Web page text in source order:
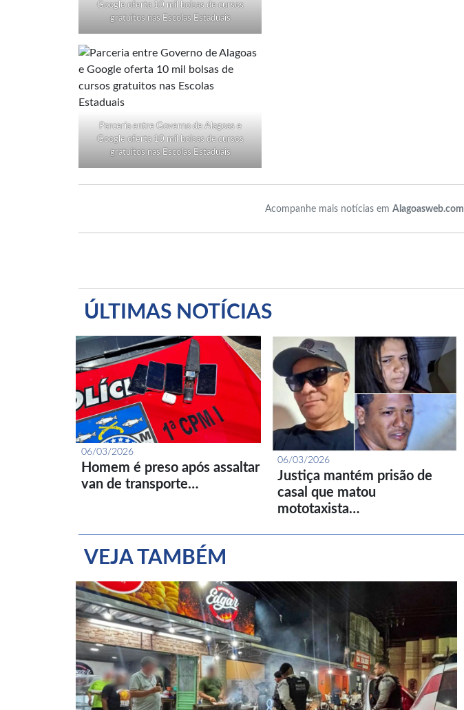
Google oferta 10 mil bolsas de cursos
gratuitos nas Escolas Estaduais
Parceria entre Governo de Alagoas e
Google oferta 10 mil bolsas de cursos
gratuitos nas Escolas Estaduais
Acompanhe mais notícias em Alagoasweb.com
ÚLTIMAS NOTÍCIAS
06/03/2026
Homem é preso após assaltar
van de transporte…
06/03/2026
Justiça mantém prisão de
casal que matou
mototaxista…
VEJA TAMBÉM